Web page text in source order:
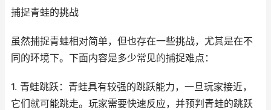
捕捉青蛙的挑战
虽然捕捉青蛙相对简单，但也存在一些挑战，尤其是在不
同的环境下。下面内容是多少常见的捕捉难点：
1. 青蛙跳跃：青蛙具有较强的跳跃能力，一旦玩家接近，
它们就可能跳走。玩家需要快速反应，并预判青蛙的跳跃